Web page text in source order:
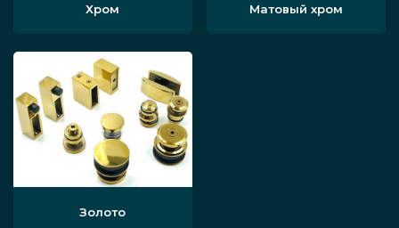
Хром Матовый хром
Золото